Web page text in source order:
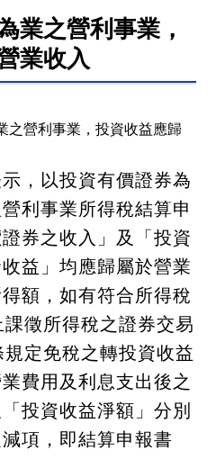
業之營利事業，
業收入
之營利事業，投資收益應歸
，以投資有價證券為
利事業所得稅結算申
券之收入」及「投資
益」均應歸屬於營業
額，如有符合所得稅
徵所得稅之證券交易
定免稅之轉投資收益
費用及利息支出後之
投資收益淨額」分別
項，即結算申報書